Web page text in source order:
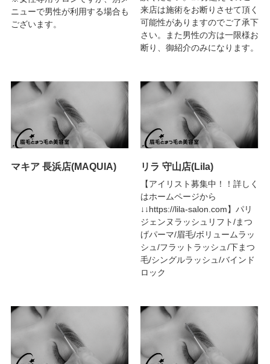
ニューで男性が利用する場合も
ございます。
来店は施術をお断りさせて頂く
可能性がありますのでご了承下
さい。また男性の方は一限様お
断り、御紹介のみになります。
マキア 長浜店(MAQUIA) リラ 守山店(Lila)
【アイリスト募集中！！詳しく
はホームページから
↓↓https://lila-salon.com】パリ
ジェンヌラッシュリフト/まつ
げパーマ/眉毛/ボリュームラッ
シュ/フラットラッシュ/下まつ
毛/シングルラッシュ/バインド
ロック